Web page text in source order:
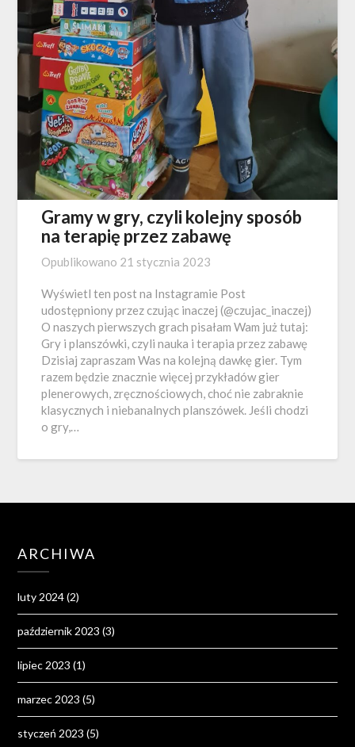
Gramy w gry, czyli kolejny sposób
na terapię przez zabawę
Opublikowano 21 stycznia 2023
Wyświetl ten post na Instagramie Post
udostępniony przez czując inaczej (@czujac_inaczej)
O naszych pierwszych grach pisałam Wam już tutaj:
Gry i planszówki, czyli nauka i terapia przez zabawę
Dzisiaj zapraszam Was na kolejną dawkę gier. Tym
razem będzie znacznie więcej przykładów gier
plenerowych, zręcznościowych, choć nie zabraknie
klasycznych i niebanalnych planszówek. Jeśli chodzi
o gry,…
ARCHIWA
luty 2024(2)
październik 2023 (3)
lipiec 2023 (1)
marzec 2023 (5)
styczeń 2023 (5)